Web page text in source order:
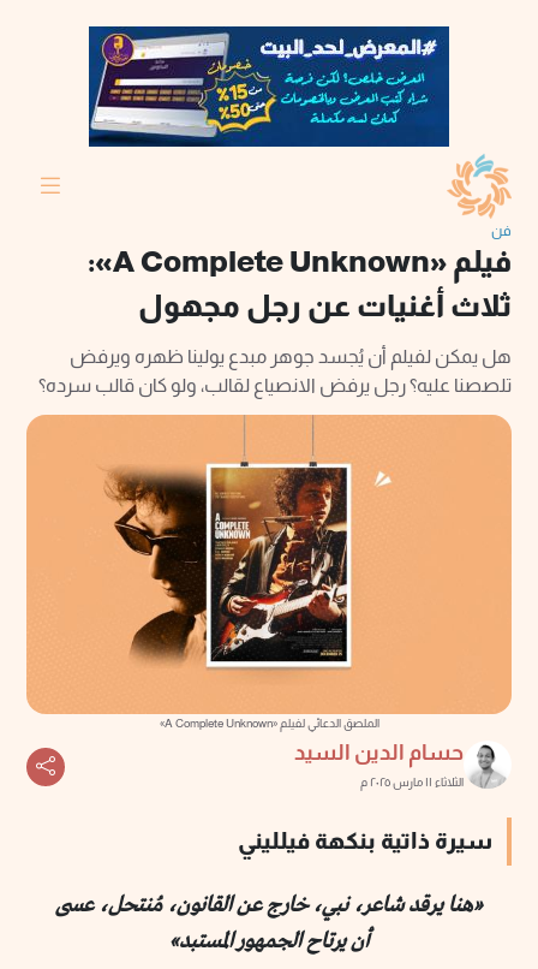
فن
فيلم «A Complete Unknown»:
ثلاث أغنيات عن رجل مجهول
هل يمكن لفيلم أن يُجسد جوهر مبدع يولينا ظهره ويرفض
تلصصنا عليه؟ رجل يرفض الانصياع لقالب، ولو كان قالب سرده؟
الملصق الدعائي لفيلم «A Complete Unknown»
حسام الدين السيد
الثلاثاء ١١ مارس ٢٠٢٥ م
سيرة ذاتية بنكهة فيلليني
«هنا يرقد شاعر، نبي، خارج عن القانون، مُنتحل، عسى
أن يرتاح الجمهور المستبد»